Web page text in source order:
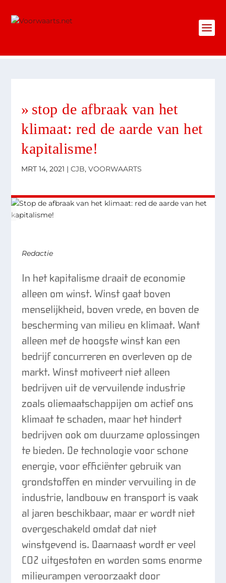
stop de afbraak van het
klimaat: red de aarde van het
kapitalisme!
MRT 14, 2021 |CJB,VOORWAARTS
Redactie
In het kapitalisme draait de economie
alleen om winst. Winst gaat boven
menselijkheid, boven vrede, en boven de
bescherming van milieu en klimaat. Want
alleen met de hoogste winst kan een
bedrijf concurreren en overleven op de
markt. Winst motiveert niet alleen
bedrijven uit de vervuilende industrie
zoals oliemaatschappijen om actief ons
klimaat te schaden, maar het hindert
bedrijven ook om duurzame oplossingen
te bieden. De technologie voor schone
energie, voor efficiënter gebruik van
grondstoffen en minder vervuiling in de
industrie, landbouw en transport is vaak
al jaren beschikbaar, maar er wordt niet
overgeschakeld omdat dat niet
winstgevend is. Daarnaast wordt er veel
CO2 uitgestoten en worden soms enorme
milieurampen veroorzaakt door